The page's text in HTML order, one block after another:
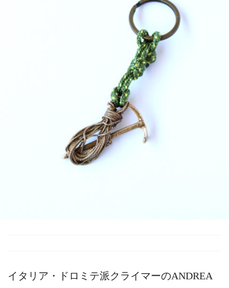
イタリア・ドロミテ派クライマーのANDREA